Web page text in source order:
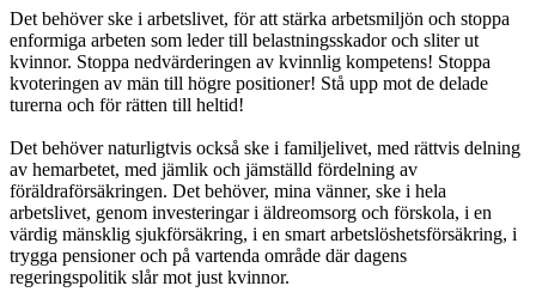
Det behöver ske i arbetslivet, för att stärka arbetsmiljön och stoppa
enformiga arbeten som leder till belastningsskador och sliter ut
kvinnor. Stoppa nedvärderingen av kvinnlig kompetens! Stoppa
kvoteringen av män till högre positioner! Stå upp mot de delade
turerna och för rätten till heltid!
Det behöver naturligtvis också ske i familjelivet, med rättvis delning
av hemarbetet, med jämlik och jämställd fördelning av
föräldraförsäkringen. Det behöver, mina vänner, ske i hela
arbetslivet, genom investeringar i äldreomsorg och förskola, i en
värdig mänsklig sjukförsäkring, i en smart arbetslöshetsförsäkring, i
trygga pensioner och på vartenda område där dagens
regeringspolitik slår mot just kvinnor.